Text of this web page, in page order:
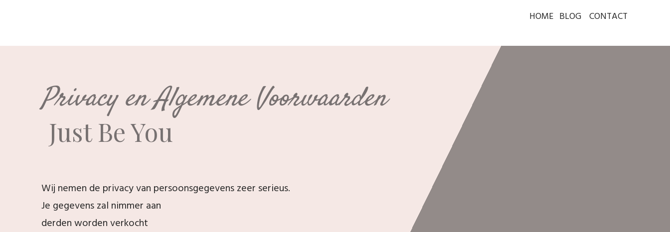
HOME BLOG CONTACT
Privacy en Algemene Voorwaarden
Just Be You
Wij nemen de privacy van persoonsgegevens zeer serieus.
Je gegevens zal nimmer aan
derden worden verkocht